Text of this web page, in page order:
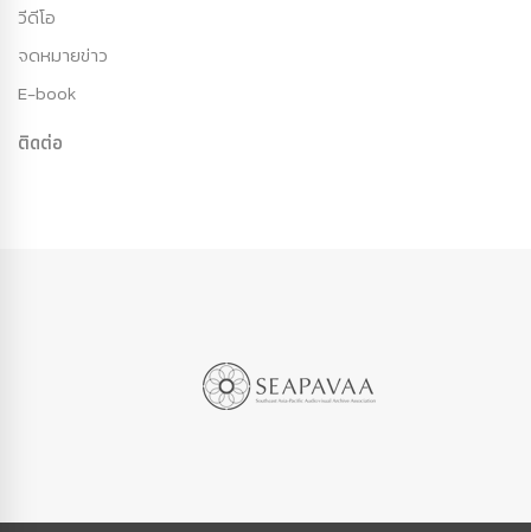
วีดีโอ
จดหมายข่าว
E-book
ติดต่อ